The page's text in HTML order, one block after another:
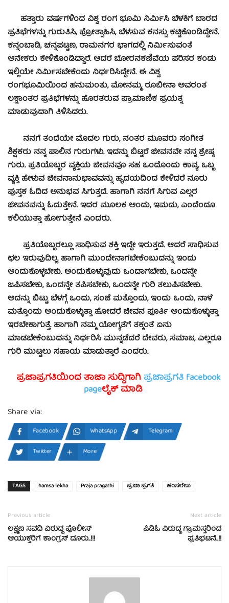
ಹತ್ತಾರು ವರ್ಷಗಳಿಂದ ವಿಶ್ವ ರಂಗ ಭೂಮಿ ನಿರ್ಮಿಸಿ ಬೆಳಕಿಗೆ ಬಾರದ
ಪ್ರತಿಭೆಗಳನ್ನು ಗುರುತಿಸಿ, ಪ್ರೋತ್ಸಾಹಿಸಿ, ಬೆಳಸುವ ಕನಸ್ಸು ಕಟ್ಟಿಕೊಂಡಿದ್ದೇನೆ.
ಕನ್ನಂಬಾಡಿ, ಚನ್ನಪಟ್ಟಣ, ರಾಮನಗರ ಭಾಗದಲ್ಲಿ ನಿರ್ಮಿಸುವಂತೆ
ಅನೇಕರು ಕೇಳಿಕೊಂಡಿದ್ದಾರೆ. ಆದರೆ ಬೋರನಕಣಿವೆಯ ಪರಿಸರ ಕಂಡು
ಇಲ್ಲಿಯೇ ನಿರ್ಮಿಸಬೇಕೆಂದು ನಿರ್ಧರಿಸಿದ್ದೇನೆ. ಈ ವಿಶ್ವ
ರಂಗಭೂಮಿಯಿಂದ ಹನುಮಂತು, ಮೋನಮ್ಮ, ರೂಬೀನಾ ಅವರಂತ
ಲಕ್ಷಾಂತರ ಪ್ರತಿಭೆಗಳನ್ನು ಹೊರತರುವ ಪ್ರಾಮಾಣಿಕ ಪ್ರಯತ್ನ
ಮಾಡುವುದಾಗಿ ತಿಳಿಸಿದರು.
ನನಗೆ ತಂದೆಯೇ ಮೊದಲ ಗುರು, ನಂತರ ಮೂವರು ಸಂಗೀತ
ಶಿಕ್ಷಕರು ನನ್ನ ಪಾಲಿನ ಗುರುಗಳು. ಇದನ್ನು ಬಿಟ್ಟರೆ ಜೀವನವೇ ನನ್ನ ಶ್ರೇಷ್ಠ
ಗುರು. ಪ್ರತಿಯೊಬ್ಬರ ವ್ಯಕ್ತಿಯ ಜೀವನವೂ ಸಹ ಒಂದೊಂದು ಕಾವ್ಯ. ಒಬ್ಬ
ವ್ಯಕ್ತಿ ಹೇಳುವ ಜೀವನಾನುಭಾವವನ್ನು ಹೃದಯದಿಂದ ಕೇಳಿದರೆ ನೂರು
ಪುಸ್ತಕ ಓದಿದ ಅನುಭವ ಸಿಗುತ್ತದೆ. ಹಾಗಾಗಿ ನನಗೆ ಸಿಗುವ ಎಲ್ಲರ
ಜೀವನವನ್ನು ಓದುತ್ತೇನೆ. ಇದರ ಮೂಲಕ ಅಂದು, ಇಮದು, ಎಂದೆಂದೂ
ಕಲಿಯುತ್ತಾ ಹೋಗುತ್ತೇನೆ ಎಂದರು.
ಪ್ರತಿಯೊಬ್ಬರಲ್ಲೂ ಸಾಧಿಸುವ ಶಕ್ತಿ ಇದ್ದೇ ಇರುತ್ತದೆ. ಆದರೆ ಸಾಧಿಸುವ
ಛಲ ಇರುವುದಿಲ್ಲ. ಹಾಗಾಗಿ ಮುಂದೇನಾಗಬೇಕೆಂಬುದನ್ನು ಇಂದು
ಅಂದುಕೊಳ್ಳಬೇಕು. ಅಂದುಕೊಳ್ಳುವುದು ಒಂದಾಗಬೇಕು, ಒಂದನ್ನೇ
ಜಪಿಸಬೇಕು, ಒಂದನ್ನೇ ತಪಿಸಬೇಕು, ಒಂದನ್ನೇ ಗುರಿ ತಲುಪಿಸಬೇಕು.
ಅದನ್ನು ಬಿಟ್ಟು ಬೆಳಗ್ಗೆ ಒಂದು, ಸಂಜೆ ಮತ್ತೊಂದು, ಇಂದು ಒಂದು, ನಾಳೆ
ಮತ್ತೊಂದು ಅಂದುಕೊಳ್ಳುತ್ತಾ ಹೋದರೆ ಜೀವನ ಪೂರ್ತಿ ಅಂದುಕೊಳ್ಳುತ್ತಾ
ಇರಬೇಕಾಗುತ್ತೆ. ಹಾಗಾಗಿ ನಮ್ಮ ಯೋಗ್ಯತೆಗೆ ತಕ್ಕಂತೆ ಏನು
ಮಾಡಬೇಕೆಂಬುದನ್ನು ನಿರ್ಧರಿಸಿ ಮುನ್ನಡೆದರೆ ದೇವರು, ಸಮಾಜ, ಎಲ್ಲರೂ
ಗುರಿ ಮುಟ್ಟಲು ಸಹಾಯ ಮಾಡುತ್ತಾರೆ ಎಂದರು.
ಪ್ರಜಾಪ್ರಗತಿಯಿಂದ ತಾಜಾ ಸುದ್ದಿಗಾಗಿ ಪ್ರಜಾಪ್ರಗತಿ facebook
pageಲೈಕ್ ಮಾಡಿ
Share via:
Facebook WhatsApp
Telegram
Twitter
More
TAGS hamsa lekha Praja pragathi ಪ್ರಜಾ ಪ್ರಗತಿ ಹಂಸಲೇಖ
Previous article
ಲಕ್ಷ್ಮಣ ಸವದಿ ವಿರುದ್ಧ ಪೊಲೀಸ್
ಆಯುಕ್ತರಿಗೆ ಕಾಂಗ್ರಸ್ ದೂರು..!!!
Next article
ಪಿಡಿಓ ವಿರುದ್ಧ ಗ್ರಾಮಸ್ತರಿಂದ
ಪ್ರತಿಭಟನೆ..!!